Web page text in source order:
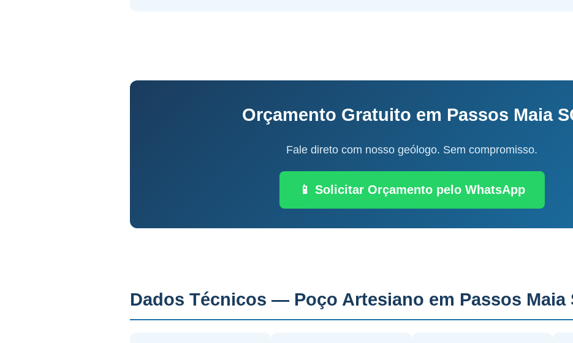
Orçamento Gratuito em Passos Maia
Fale direto com nosso geólogo. Sem compromisso.
📱 Solicitar Orçamento pelo WhatsApp
Dados Técnicos — Poço Artesiano em Passos Maia